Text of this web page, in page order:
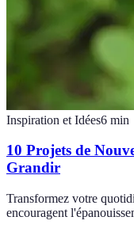
Inspiration et Idées6 min
10 Projets de
Grandir
Transformez votre
encouragent